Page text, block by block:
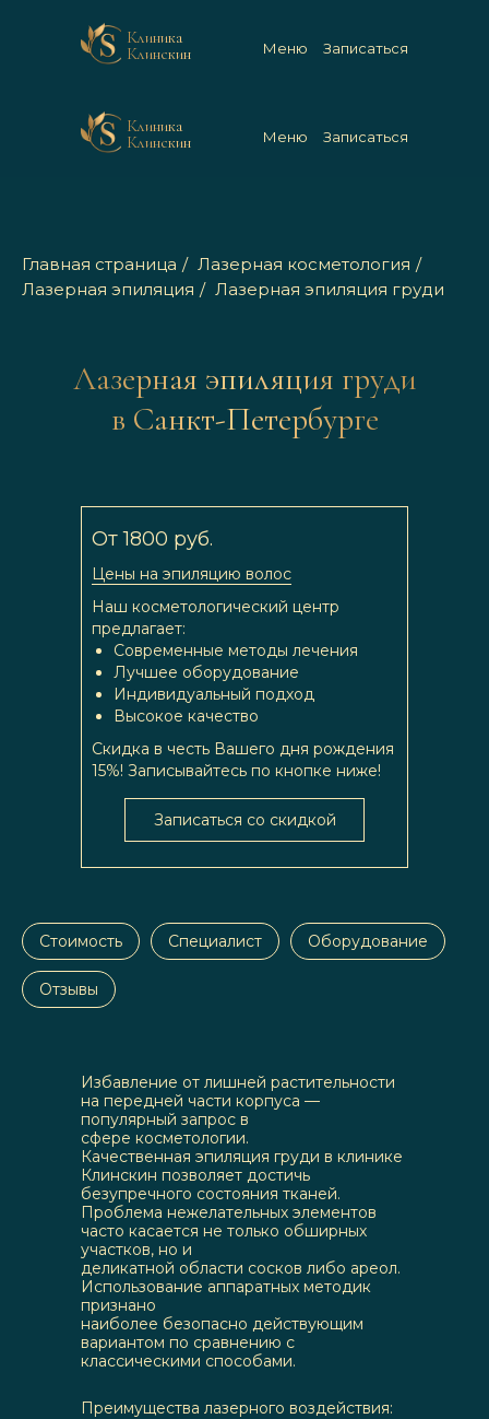
Меню Записаться
Клиника
Клинскин
Меню Записаться
Клиника
Клинскин
Главная страница / Лазерная косметология /
Лазерная эпиляция / Лазерная эпиляция груди
Лазерная эпиляция груди
в Санкт-Петербурге
От 1800 руб.
Цены на эпиляцию волос
Записаться со скидкой
Наш косметологический центр
предлагает:
Современные методы лечения
Лучшее оборудование
Индивидуальный подход
Высокое качество
Скидка в честь Вашего дня рождения
15%! Записывайтесь по кнопке ниже!
Стоимость Специалист Оборудование
Отзывы
Избавление от лишней растительности
на передней части корпуса —
популярный запрос в
сфере косметологии.
Качественная эпиляция груди в клинике
Клинскин позволяет достичь
безупречного состояния тканей.
Проблема нежелательных элементов
часто касается не только обширных
участков, но и
деликатной области сосков либо ареол.
Использование аппаратных методик
признано
наиболее безопасно действующим
вариантом по сравнению с
классическими способами.
Преимущества лазерного воздействия: